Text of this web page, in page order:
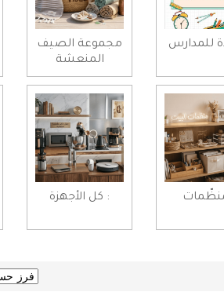
للمدارس
مجموعة الصيف
المنعشة
: كل الأجهزة